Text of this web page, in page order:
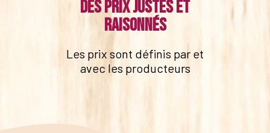
Des prix justes et
raisonnés
Les prix sont définis par et
avec les producteurs